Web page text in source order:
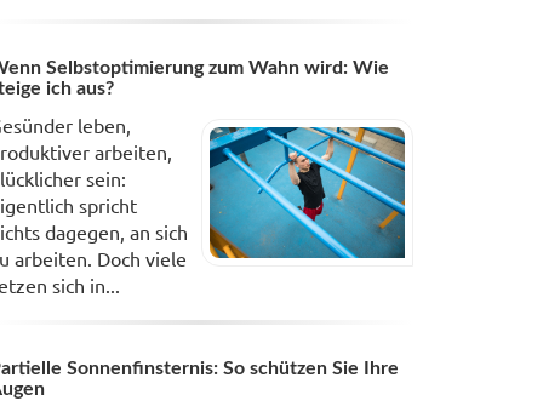
Selbstoptimierung zum Wahn wird: Wie
ich aus?
leben,
arbeiten,
sein:
spricht
dagegen, an sich
arbeiten. Doch viele
sich in...
Sonnenfinsternis: So schützen Sie Ihre